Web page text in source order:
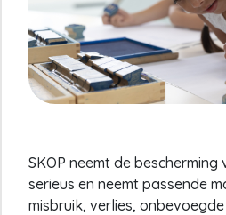
SKOP neemt de bescherming
serieus en neemt passende
misbruik, verlies,